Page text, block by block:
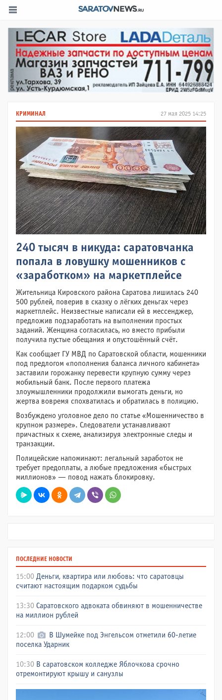
27 мая 2025 14:25
КРИМИНАЛ
240 тысяч в никуда: саратовчанка
попала в ловушку мошенников с
«заработком» на маркетплейсе
Жительница Кировского района Саратова лишилась 240
500 рублей, поверив в сказку о лёгких деньгах через
маркетплейс. Неизвестные написали ей в мессенджер,
предложив подзаработать на выполнении простых
заданий. Женщина согласилась, но вместо прибыли
получила пустые обещания и опустошённый счёт.
Как сообщает ГУ МВД по Саратовской области, мошенники
под предлогом «пополнения баланса личного кабинета»
заставили горожанку перевести крупную сумму через
мобильный банк. После первого платежа
злоумышленники продолжили вымогать деньги, но
жертва вовремя спохватилась и обратилась в полицию.
Возбуждено уголовное дело по статье «Мошенничество в
крупном размере». Следователи устанавливают
причастных к схеме, анализируя электронные следы и
транзакции.
Полицейские напоминают: легальный заработок не
требует предоплаты, а любые предложения «быстрых
миллионов» — повод нажать блокировку.
ПОСЛЕДНИЕ НОВОСТИ
15:00 Деньги, квартира или любовь: что саратовцы
считают настоящим подарком судьбы
13:30 Саратовского адвоката обвиняют в мошенничестве
на миллион рублей
12:00
В Шумейке под Энгельсом отметили 60-летие
поселка Ударник
10:30 В саратовском колледже Яблочкова срочно
отремонтируют крышу и санузлы